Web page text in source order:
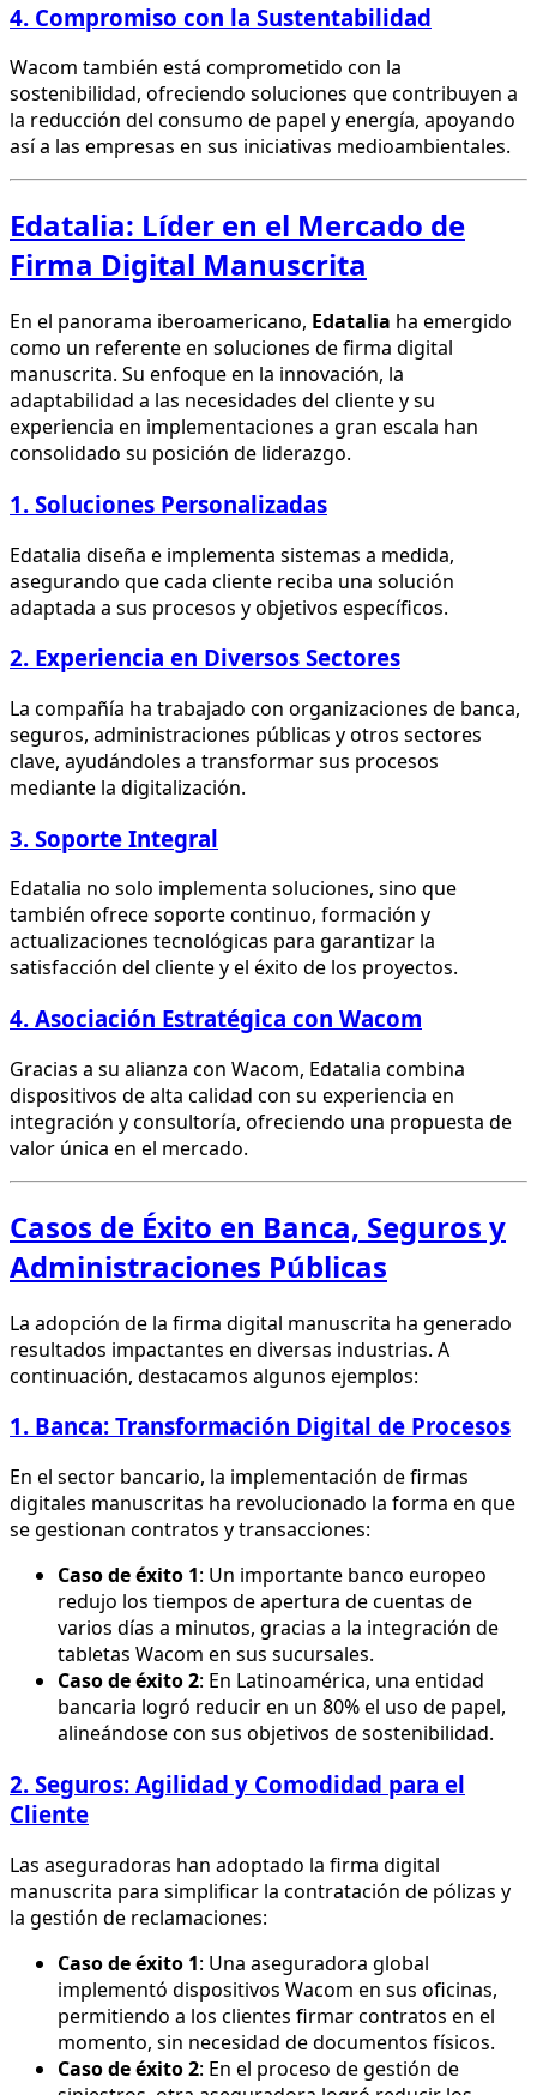
4. Compromiso con la Sustentabilidad
Wacom también está comprometido con la
sostenibilidad, ofreciendo soluciones que contribuyen a
la reducción del consumo de papel y energía, apoyando
así a las empresas en sus iniciativas medioambientales.
Edatalia: Líder en el Mercado de
Firma Digital Manuscrita
En el panorama iberoamericano, Edatalia ha emergido
como un referente en soluciones de firma digital
manuscrita. Su enfoque en la innovación, la
adaptabilidad a las necesidades del cliente y su
experiencia en implementaciones a gran escala han
consolidado su posición de liderazgo.
1. Soluciones Personalizadas
Edatalia diseña e implementa sistemas a medida,
asegurando que cada cliente reciba una solución
adaptada a sus procesos y objetivos específicos.
2. Experiencia en Diversos Sectores
La compañía ha trabajado con organizaciones de banca,
seguros, administraciones públicas y otros sectores
clave, ayudándoles a transformar sus procesos
mediante la digitalización.
3. Soporte Integral
Edatalia no solo implementa soluciones, sino que
también ofrece soporte continuo, formación y
actualizaciones tecnológicas para garantizar la
satisfacción del cliente y el éxito de los proyectos.
4. Asociación Estratégica con Wacom
Gracias a su alianza con Wacom, Edatalia combina
dispositivos de alta calidad con su experiencia en
integración y consultoría, ofreciendo una propuesta de
valor única en el mercado.
Casos de Éxito en Banca, Seguros y
Administraciones Públicas
La adopción de la firma digital manuscrita ha generado
resultados impactantes en diversas industrias. A
continuación, destacamos algunos ejemplos:
1. Banca: Transformación Digital de Procesos
En el sector bancario, la implementación de firmas
digitales manuscritas ha revolucionado la forma en que
se gestionan contratos y transacciones:
Caso de éxito 1: Un importante banco europeo
redujo los tiempos de apertura de cuentas de
varios días a minutos, gracias a la integración de
tabletas Wacom en sus sucursales.
Caso de éxito 2: En Latinoamérica, una entidad
bancaria logró reducir en un 80% el uso de papel,
alineándose con sus objetivos de sostenibilidad.
2. Seguros: Agilidad y Comodidad para el
Cliente
Las aseguradoras han adoptado la firma digital
manuscrita para simplificar la contratación de pólizas y
la gestión de reclamaciones:
Caso de éxito 1: Una aseguradora global
implementó dispositivos Wacom en sus oficinas,
permitiendo a los clientes firmar contratos en el
momento, sin necesidad de documentos físicos.
Caso de éxito 2: En el proceso de gestión de